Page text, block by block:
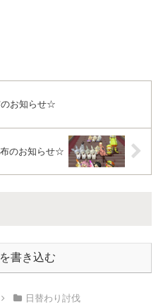
お知らせ☆
のお知らせ☆
書き込む
日替わり討伐